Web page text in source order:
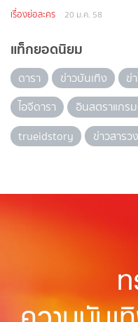
เรื่องย่อละคร 20 ม.ค. 58
แท็กยอดนิยม
ดารา ข่าวบันเทิง ข่
ไอจีดารา
อินสตราแกร
trueidstory
ข่าวสารว